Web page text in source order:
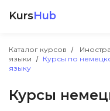
KursHub
Каталог курсов
языки
Курсы по
языку
Курсы